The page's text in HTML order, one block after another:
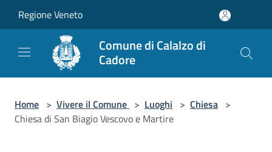
Regione Veneto
Comune di Calalzo di
Cadore
Home > Vivere il Comune > Luoghi > Chiesa >
Chiesa di San Biagio Vescovo e Martire